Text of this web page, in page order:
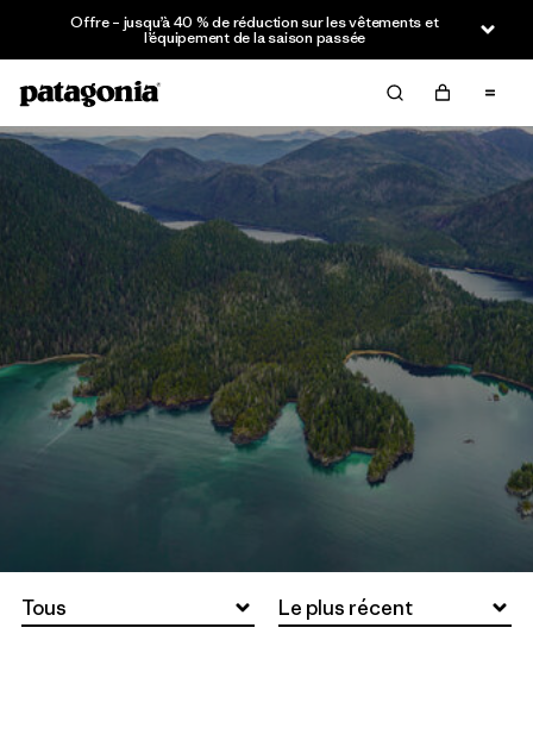
Offre – jusqu’à 40 % de réduction sur les vêtements et
l’équipement de la saison passée
Tous Le plus récent